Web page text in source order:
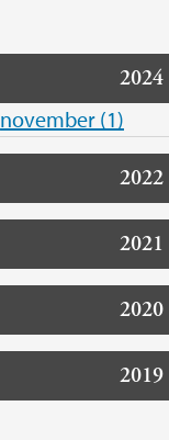
2024
november (1)
2022
2021
2020
2019